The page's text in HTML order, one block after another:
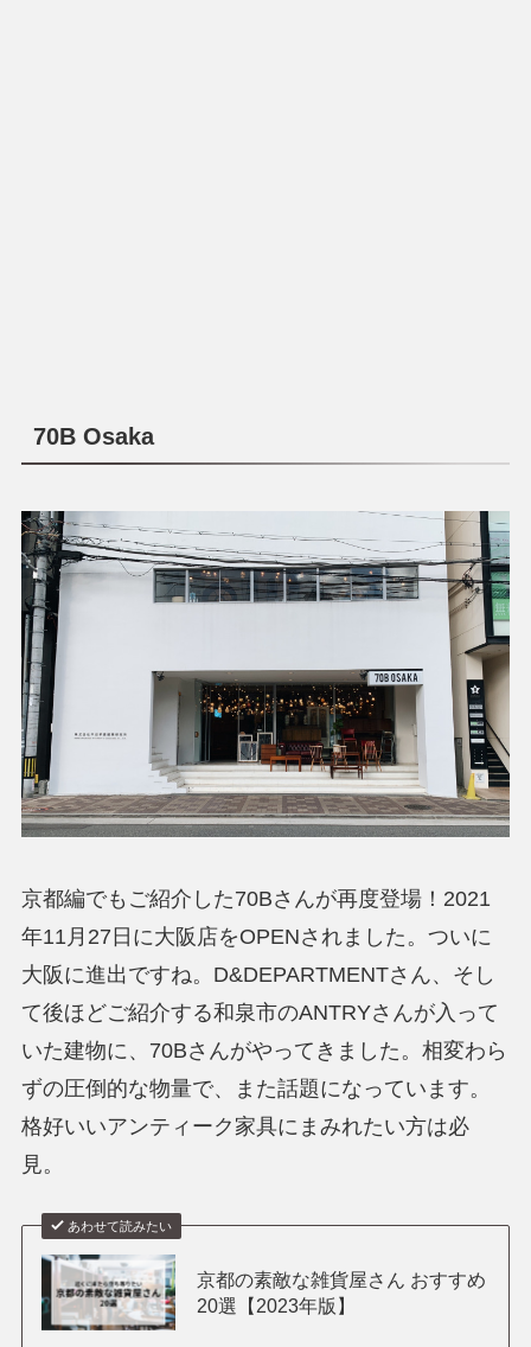
70B Osaka
京都編でもご紹介した70Bさんが再度登場！2021
年11月27日に大阪店をOPENされました。ついに
大阪に進出ですね。D&DEPARTMENTさん、そし
て後ほどご紹介する和泉市のANTRYさんが入って
いた建物に、70Bさんがやってきました。相変わら
ずの圧倒的な物量で、また話題になっています。
格好いいアンティーク家具にまみれたい方は必
見。
あわせて読みたい
京都の素敵な雑貨屋さん おすすめ
20選【2023年版】